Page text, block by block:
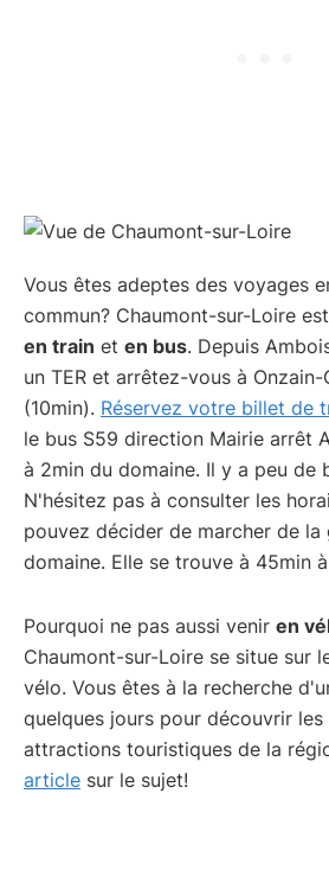
Vous êtes adeptes des voyages
commun? Chaumont-sur-Loire
en train et en bus. Depuis
un TER et arrêtez-vous à
(10min). Réservez votre billet de
le bus S59 direction Mairie arrêt
à 2min du domaine. Il y a peu de
N'hésitez pas à consulter les
pouvez décider de marcher de la
domaine. Elle se trouve à 45min
Pourquoi ne pas aussi venir en
Chaumont-sur-Loire se situe sur
vélo. Vous êtes à la recherche
quelques jours pour découvrir les
attractions touristiques de la
article sur le sujet!